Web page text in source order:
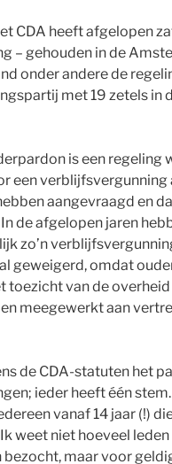
CDA heeft afgelopen
– gehouden in de
onder andere de
met 19 zetels in
is een regeling
een verblijfsvergunning
aangevraagd en
de afgelopen jaren
zo’n
geweigerd, omdat
toezicht van de
meegewerkt aan
de CDA-statuten het
ieder heeft één
vanaf 14 jaar (!)
weet niet hoeveel
maar voor